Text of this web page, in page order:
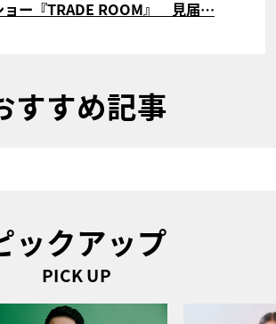
ョー『TRADE ROOM』 見届…
すすめ記事
ックアップ
PICK UP